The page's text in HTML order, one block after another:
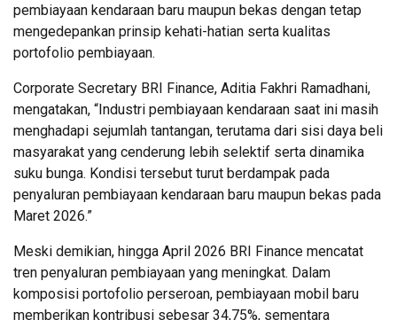
pembiayaan kendaraan baru maupun bekas dengan tetap
mengedepankan prinsip kehati-hatian serta kualitas
portofolio pembiayaan.
Corporate Secretary BRI Finance, Aditia Fakhri Ramadhani,
mengatakan, “Industri pembiayaan kendaraan saat ini masih
menghadapi sejumlah tantangan, terutama dari sisi daya beli
masyarakat yang cenderung lebih selektif serta dinamika
suku bunga. Kondisi tersebut turut berdampak pada
penyaluran pembiayaan kendaraan baru maupun bekas pada
Maret 2026.”
Meski demikian, hingga April 2026 BRI Finance mencatat
tren penyaluran pembiayaan yang meningkat. Dalam
komposisi portofolio perseroan, pembiayaan mobil baru
memberikan kontribusi sebesar 34,75%, sementara